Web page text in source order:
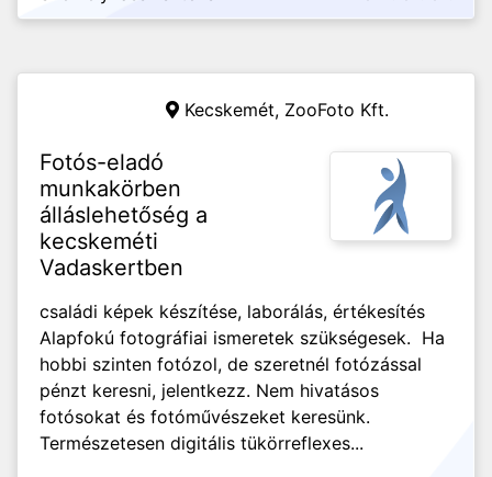
Kecskemét, ZooFoto Kft.
Fotós-eladó
munkakörben
álláslehetőség a
kecskeméti
Vadaskertben
családi képek készítése, laborálás, értékesítés
Alapfokú fotográfiai ismeretek szükségesek. Ha
hobbi szinten fotózol, de szeretnél fotózással
pénzt keresni, jelentkezz. Nem hivatásos
fotósokat és fotóművészeket keresünk.
Természetesen digitális tükörreflexes...